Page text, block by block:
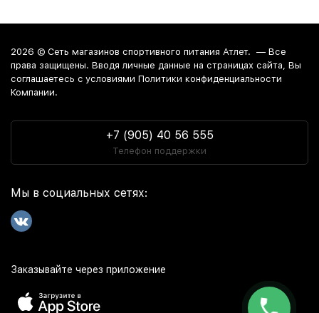
2026 © Сеть магазинов спортивного питания Атлет. — Все
права защищены. Вводя личные данные на страницах сайта, Вы
соглашаетесь c условиями Политики конфиденциальности
Компании.
+7 (905) 40 56 555
Телефон поддержки
Мы в социальных сетях:
Заказывайте через приложение